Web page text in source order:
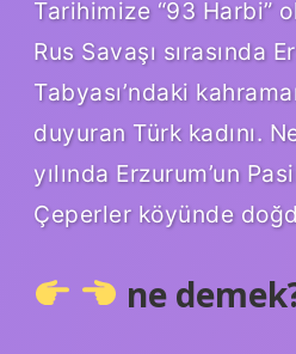
Tarihimize “93 Harbi”
Rus Savaşı sırasında
Tabyası’ndaki
duyuran Türk kadını.
yılında Erzurum’un
Çeperler köyünde
ne